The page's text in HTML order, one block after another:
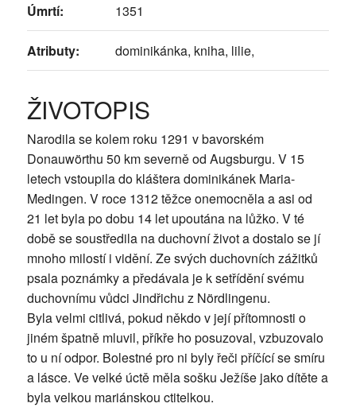
Úmrtí: 1351
Atributy: dominikánka, kniha, lilie,
ŽIVOTOPIS
Narodila se kolem roku 1291 v bavorském
Donauwörthu 50 km severně od Augsburgu. V 15
letech vstoupila do kláštera dominikánek Maria-
Medingen. V roce 1312 těžce onemocněla a asi od
21 let byla po dobu 14 let upoutána na lůžko. V té
době se soustředila na duchovní život a dostalo se jí
mnoho milostí i vidění. Ze svých duchovních zážitků
psala poznámky a předávala je k setřídění svému
duchovnímu vůdci Jindřichu z Nördlingenu.
Byla velmi citlivá, pokud někdo v její přítomnosti o
jiném špatně mluvil, příkře ho posuzoval, vzbuzovalo
to u ní odpor. Bolestné pro ni byly řeči příčící se smíru
a lásce. Ve velké úctě měla sošku Ježíše jako dítěte a
byla velkou mariánskou ctitelkou.